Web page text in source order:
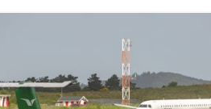
Reward i løpet av høsten. Det stadig
tettere samarbeidet med Norwegian gir
sømløse reiseopplevelser for kundene.